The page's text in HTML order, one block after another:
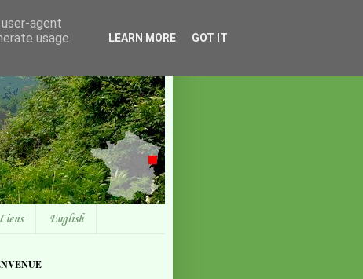
Liens English
agent
usage
LEARN MORE GOT IT